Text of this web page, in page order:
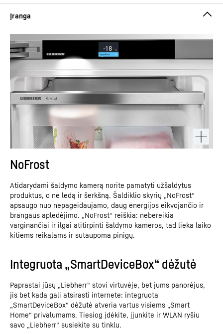
NoFrost
Atidarydami šaldymo kamerą norite pamatyti užšaldytus
produktus, o ne ledą ir šerkšną. Šaldiklio skyrių „NoFrost“
apsaugo nuo nepageidaujamo, daug energijos eikvojančio ir
brangaus apledėjimo. „NoFrost“ reiškia: nebereikia
varginančiai ir ilgai atitirpinti šaldymo kameros, tad lieka laiko
kitiems reikalams ir sutaupoma pinigų.
Integruota „SmartDeviceBox“ dėžutė
Paprastai jūsų „Liebherr“ stovi virtuvėje, bet jums panorėjus,
jis bet kada gali atsirasti internete: integruota
„SmartDeviceBox“ dėžutė atveria vartus visiems „Smart
Home“ privalumams. Tiesiog įdėkite, įjunkite ir WLAN ryšiu
savo „Liebherr“ susiekite su tinklu.